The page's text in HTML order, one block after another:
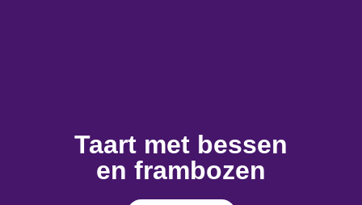
Taart met bessen
en frambozen